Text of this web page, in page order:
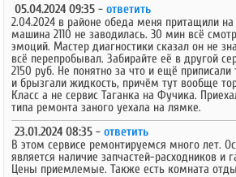
05.04.2024 09:35 -ответить
2.04.2024 в районе обеда меня притащили
машина 2110 не заводилась. 30 мин всё
эмоций. Мастер диагностики сказал он не
всё перепробывал. Забирайте её в другой
2150 руб. Не понятно за что и ещё приписали
и брызгали жидкость, причём тут вообще
Класс а не сервис Таганка на Фучика.
типа ремонта заного уехала на лямке.
23.01.2024 08:35 -ответить
В этом сервисе ремонтируемся много лет.
является наличие запчастей-расходников и
Цены приемлемые. Также есть комната